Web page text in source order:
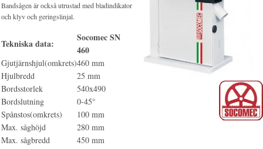
Bandsågen är också utrustad med bladindikator
och klyv och geringslinjal.
Tekniska data:
Socomec SN
460
Gjutjärnshjul(omkrets)460 mm
Hjulbredd
25 mm
Bordsstorlek
540x490
Bordslutning
0-45°
Spånstos(omkrets)
100 mm
Max. såghöjd
280 mm
Max. sågbredd
450 mm